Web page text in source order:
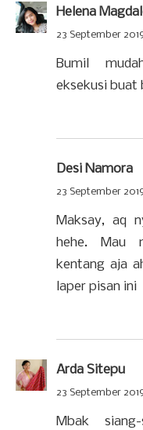
Helena
23 September 2019
Bumil
eksekusi buat
Desi Namora
23 September
Maksay, aq
hehe. Mau
kentang aja
laper pisan ini
Arda Sitepu
23 September
Mbak